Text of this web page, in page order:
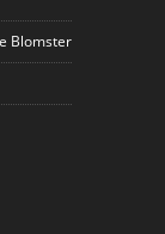
Blomster